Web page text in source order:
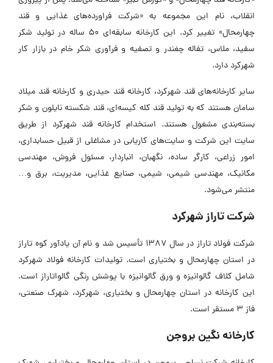
انقلاب، نام این مجموعه به «شرکت فراورده‌های غذایی و قند
چهارمحال» تغییر کرد. این کارخانه سابقه‌ای ۵۰ ساله در تولید شکر
سفید، ملاس، تفاله چغندر و تصفیه و فرآوری شکر خام در بازار کار
شهرکرد دارد.
سایر کارخانه‌های قند شهرکرد، کارخانه قند حیدری و کارخانه قند میلاد
سامان هستند که به تولید قند کله کیسه‌ای، قند شکسته نایلون و شکر
بسته‌بندی مشغول هستند. استخدام کارخانه قند شهرکرد از طریق
سایت این شرکت و سایت‌های کاریابی در مشاغلی از قبیل حسابداری،
امور زراعی، کارگر ساده، نگهبان، انباردار، مسئول فروش، مهندسی
مکانیک، مهندسی شیمی، شیمی، صنایع غذایی، مدیریت، برق و…
منتشر می‌شود.
شرکت تاراز شهرکرد
شرکت فولاد تاراز در سال ۱۳۸۷ تأسیس شد و نام آن یادآور کوه تاراز
در استان چهارمحال و بختیاری است. تولیدات کارخانه فولاد شهرکرد
شامل کلاف گالوانیزه و ورق گالوانیزه با پوشش رنگی گالواتاراز است.
این کارخانه در استان چهارمحال و بختیاری، شهرکرد، شهرک صنعتی،
فاز ۳ مستقر است.
کارخانه نگین بروجن